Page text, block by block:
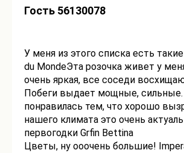
Гость 56130078
У меня из этого списка есть
du MondeЭта розочка живет у
очень яркая, все соседи
Побеги выдает мощные,
понравилась тем, что хорошо
нашего климата это очень
первогодки Grfin Bettina
Цветы, ну ооочень большие!